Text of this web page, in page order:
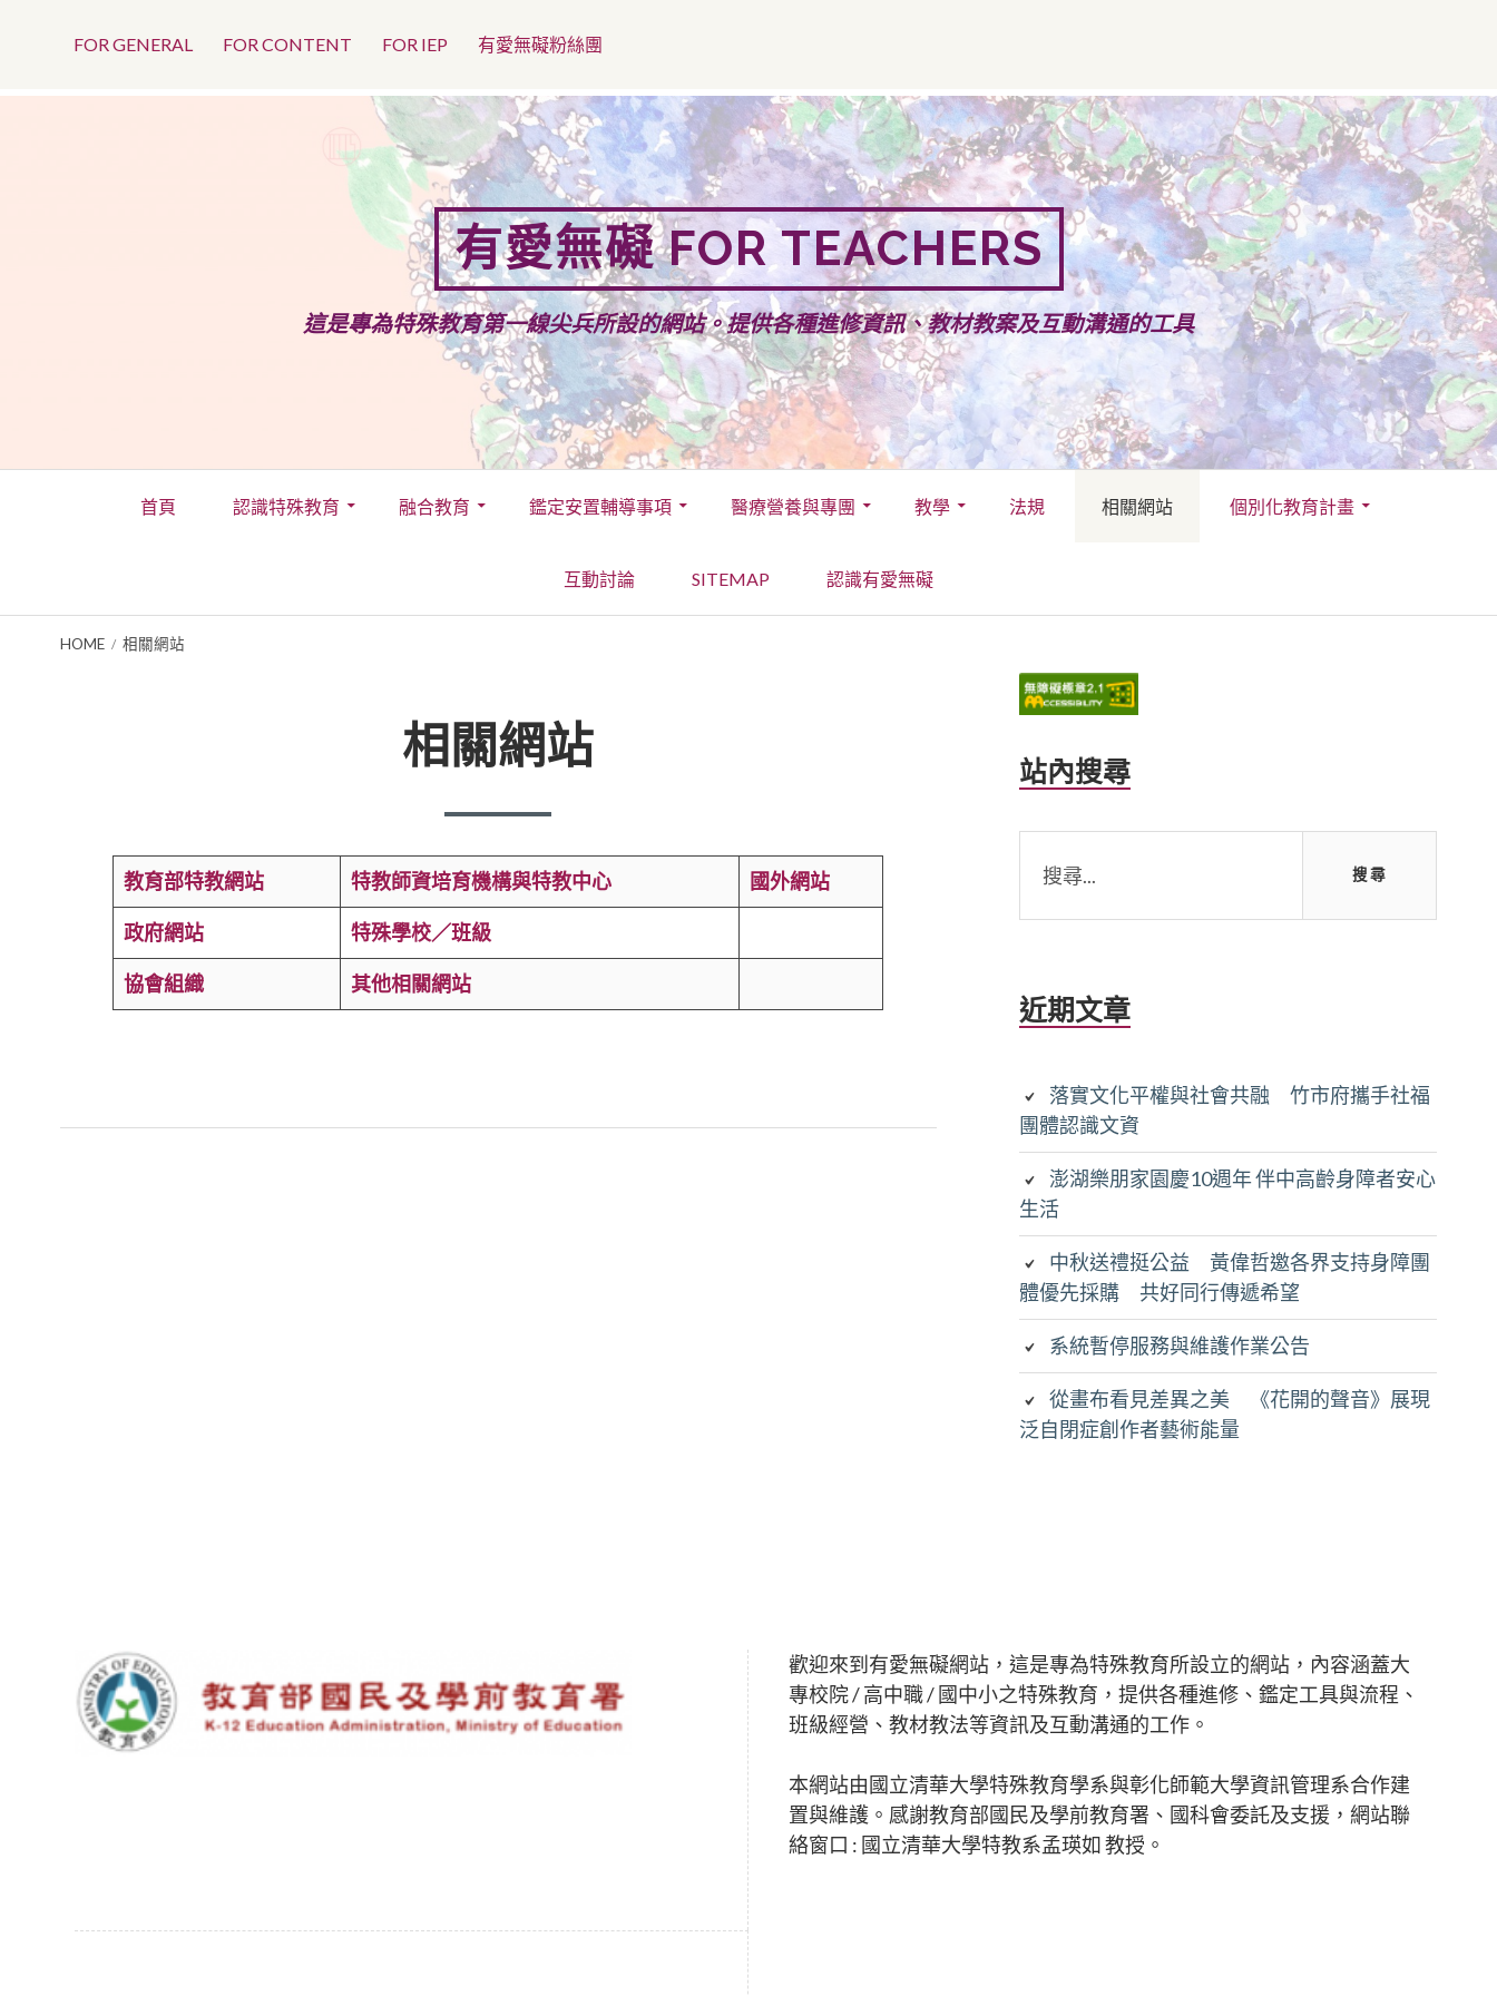
FOR GENERAL FOR CONTENT FOR IEP 有愛無礙粉絲團
有愛無礙 FOR TEACHERS
這是專為特殊教育第一線尖兵所設的網站。提供各種進修資訊、教材教案及互動溝通的工具
Primary首頁 認識特殊教育 融合教育 鑑定安置輔導事項 醫療營養與專團 教學 法規 相關網站 個別化教育計畫
互動討論 SITEMAP 認識有愛無礙
BREADCRUMBS
HOME 相關網站
相關網站
教育部特教網站 特教師資培育機構與特教中心 國外網站
政府網站 特殊學校／班級
協會組織 其他相關網站
Primary
Sidebar
站內搜尋
近期文章
落實文化平權與社會共融 竹市府攜手社福
團體認識文資
澎湖樂朋家園慶10週年 伴中高齡身障者安心
生活
中秋送禮挺公益 黃偉哲邀各界支持身障團
體優先採購 共好同行傳遞希望
系統暫停服務與維護作業公告
從畫布看見差異之美 《花開的聲音》展現
泛自閉症創作者藝術能量
Subsidiary
Sidebar
歡迎來到有愛無礙網站，這是專為特殊教育所設立的網站，內容涵蓋大
專校院 / 高中職 / 國中小之特殊教育，提供各種進修、鑑定工具與流程、
班級經營、教材教法等資訊及互動溝通的工作。
本網站由國立清華大學特殊教育學系與彰化師範大學資訊管理系合作建
置與維護。感謝教育部國民及學前教育署、國科會委託及支援，網站聯
絡窗口 : 國立清華大學特教系孟瑛如 教授。